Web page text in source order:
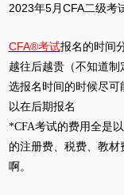
2023年5月CFA二级考
CFA®考试报名的时间
越往后越贵（不知道
选报名时间的时候尽
以在后期报名
*CFA考试的费用全是
的注册费、税费、教
啊。